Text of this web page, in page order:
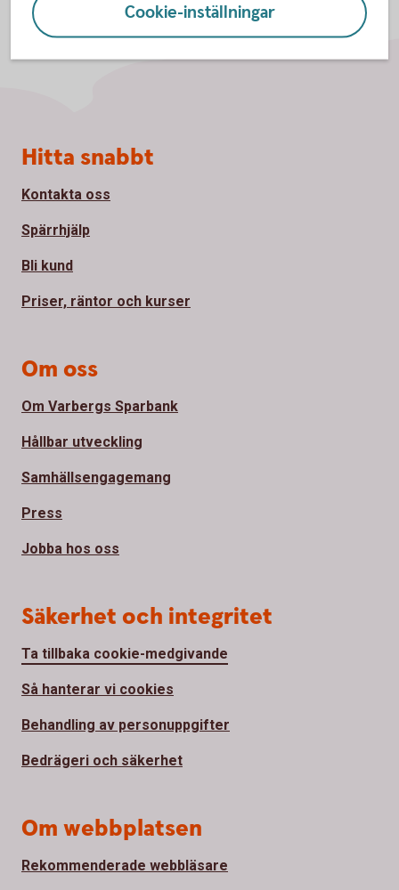
Cookie-inställningar
Sidfot
Hitta snabbt
Kontakta oss
Spärrhjälp
Bli kund
Priser, räntor och kurser
Om oss
Om Varbergs Sparbank
Hållbar utveckling
Samhällsengagemang
Press
Jobba hos oss
Säkerhet och integritet
Ta tillbaka cookie-medgivande
Så hanterar vi cookies
Behandling av personuppgifter
Bedrägeri och säkerhet
Om webbplatsen
Rekommenderade webbläsare